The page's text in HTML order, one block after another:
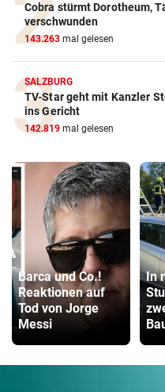
Cobra stürmt Dorotheum,
verschwunden
143.263 mal gelesen
SALZBURG
TV-Star geht mit Kanzler
ins Gericht
142.819 mal gelesen
Barca und Co.!
Reaktionen auf
Tod von Jorge
Messi
In